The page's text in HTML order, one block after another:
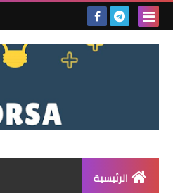
الرئيسية